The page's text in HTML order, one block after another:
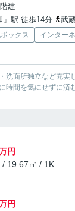
建
」駅 徒歩14分
武蔵
ックス インター
洗面所独立など充実
時間を気にせずに済
円
/ 19.67㎡ / 1K
円